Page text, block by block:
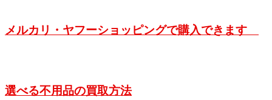
メルカリ・ヤフーショッピングで購入できます
選べる不用品の買取方法